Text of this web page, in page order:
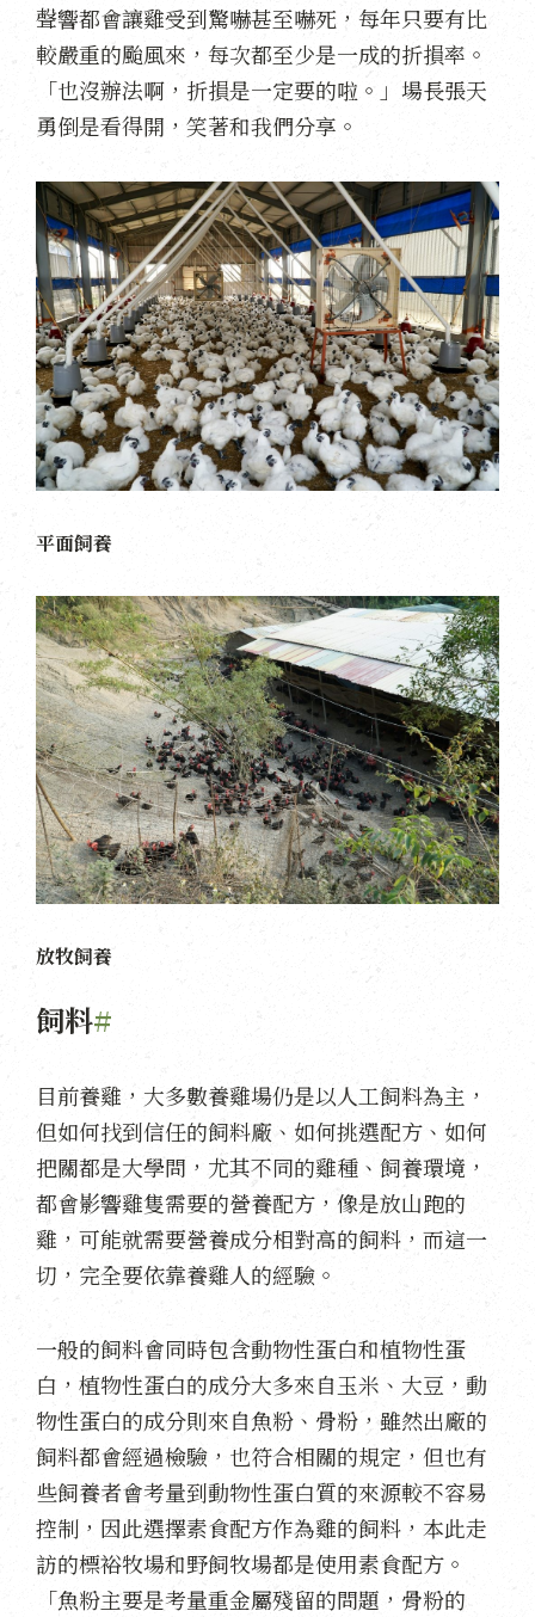
聲響都會讓雞受到驚嚇甚至嚇死，每年只要有比
較嚴重的颱風來，每次都至少是一成的折損率。
「也沒辦法啊，折損是一定要的啦。」場長張天
勇倒是看得開，笑著和我們分享。
平面飼養
放牧飼養
飼料#
目前養雞，大多數養雞場仍是以人工飼料為主，
但如何找到信任的飼料廠、如何挑選配方、如何
把關都是大學問，尤其不同的雞種、飼養環境，
都會影響雞隻需要的營養配方，像是放山跑的
雞，可能就需要營養成分相對高的飼料，而這一
切，完全要依靠養雞人的經驗。
一般的飼料會同時包含動物性蛋白和植物性蛋
白，植物性蛋白的成分大多來自玉米、大豆，動
物性蛋白的成分則來自魚粉、骨粉，雖然出廠的
飼料都會經過檢驗，也符合相關的規定，但也有
些飼養者會考量到動物性蛋白質的來源較不容易
控制，因此選擇素食配方作為雞的飼料，本此走
訪的標裕牧場和野飼牧場都是使用素食配方。
「魚粉主要是考量重金屬殘留的問題，骨粉的